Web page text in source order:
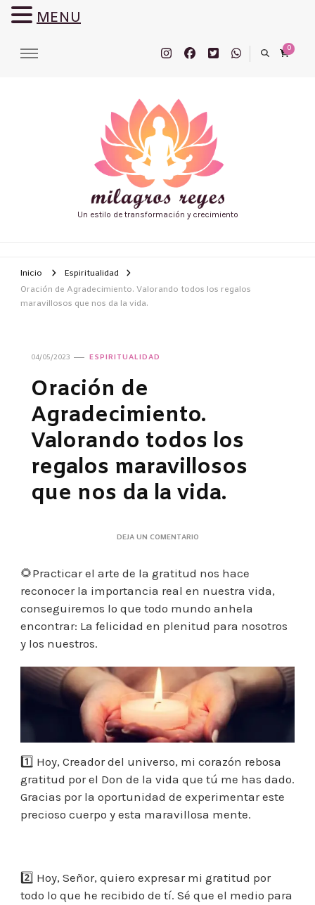
0
Un estilo de transformación y crecimiento
Inicio
Espiritualidad
Oración de Agradecimiento. Valorando todos los regalos
maravillosos que nos da la vida.
04/05/2023 ESPIRITUALIDAD
Oración de
Agradecimiento.
Valorando todos los
regalos maravillosos
que nos da la vida.
DEJA UN COMENTARIOEN
AGRADECIMIENTO.
TODOS
LOS
REGALOS
MARAVILLOSOS
DA
LA
🌻Practicar el arte de la gratitud nos hace
reconocer la importancia real en nuestra vida,
conseguiremos lo que todo mundo anhela
encontrar: La felicidad en plenitud para nosotros
y los nuestros.
1️⃣ Hoy, Creador del universo, mi corazón rebosa
gratitud por el Don de la vida que tú me has dado.
Gracias por la oportunidad de experimentar este
precioso cuerpo y esta maravillosa mente.
2️⃣ Hoy, Señor, quiero expresar mi gratitud por
todo lo que he recibido de tí. Sé que el medio para
MENU